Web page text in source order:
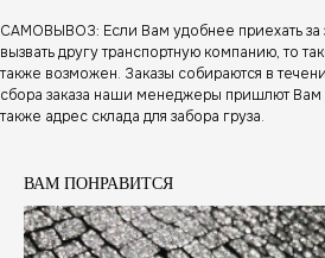
САМОВЫВОЗ: Если Вам удобнее приехать за
вызвать другу транспортную компанию, то
также возможен. Заказы собираются в
сбора заказа наши менеджеры пришлют Вам
также адрес склада для забора груза.
ВАМ ПОНРАВИТСЯ